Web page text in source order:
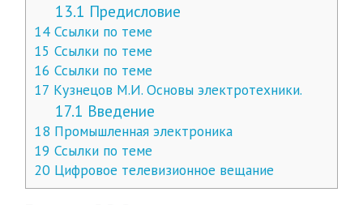
13.1 Предисловие
14Ссылки по теме
15 Ссылки по теме
16 Ссылки по теме
17 Кузнецов М.И. Основы электротехники.
17.1 Введение
18 Промышленная электроника
19 Ссылки по теме
20Цифровое телевизионное вещание